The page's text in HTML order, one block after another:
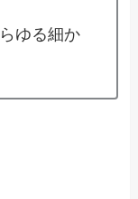
ゆる細か